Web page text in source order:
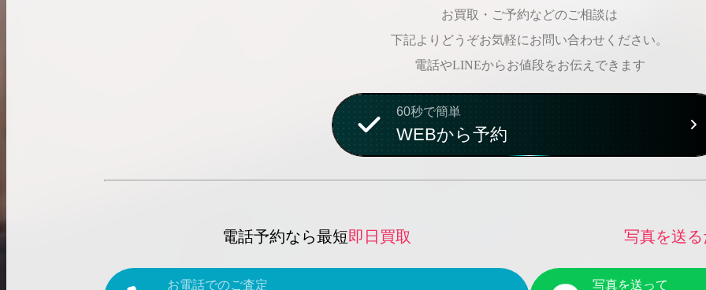
お買取・ご予約などのご相談は
下記よりどうぞお気軽にお問い合わせください。
電話やLINEからお値段をお伝えできます
60秒で簡単
WEBから予約
電話予約なら最短即日買取
お電話でのご査定
写真を送
写真を送って